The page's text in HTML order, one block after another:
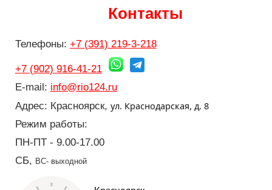
Контакты
Телефоны: +7 (391) 219-3-218
+7 (902) 916-41-21
E-mail: info@rio124.ru
Адрес: Красноярск, ул. Краснодарская, д. 8
Режим работы:
ПН-ПТ - 9.00-17.00
СБ, ВС- выходной